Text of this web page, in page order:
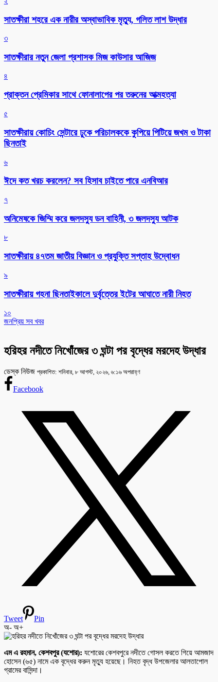
সাতক্ষীরা শহরে এক নারীর অস্বাভাবিক মৃত্যু, গলিত লাশ উদ্ধার
৩
সাতক্ষীরার নতুন জেলা প্রশাসক মিজ কাউসার আজিজ
৪
প্রাক্তন প্রেমিকার সাথে ফোনালাপের পর তরুনের আত্মহত্যা
৫
সাতক্ষীরায় কোচিং সেন্টারে ঢুকে পরিচালককে কুপিয়ে পিটিয়ে জখম ও টাকা
ছিনতাই
৬
ঈদে কত খরচ করলেন? সব হিসাব চাইতে পারে এনবিআর
৭
অনিমেষকে জিম্মি করে জলদস্যু ডন বাহিনী, ৩ জলদস্যু আটক
৮
সাতক্ষীরায় ৪৭তম জাতীয় বিজ্ঞান ও প্রযুক্তি সপ্তাহ উদ্বোধন
৯
সাতক্ষীরায় গহনা ছিনতাইকালে দুর্বৃত্তের ইটের আঘাতে নারী নিহত
১০
জনপ্রিয় সব খবর
হরিহর নদীতে নিখোঁজের ৩ ঘন্টা পর বৃদ্ধের মরদেহ উদ্ধার
ডেস্ক নিউজ প্রকাশিত: শনিবার, ৮ আগস্ট, ২০২৬, ৬:১৬ অপরাহ্ণ
Facebook
Tweet
Pin
অ- অ+
এম এ রহমান, কেশবপুর (যশোর): যশোরের কেশবপুরে নদীতে গোসল করতে গিয়ে আমজাদ
হোসেন (৬৫) নামে এক বৃদ্ধের করুন মৃত্যু হয়েছে। নিহত বৃদ্ধ উপজেলার আলতাপোল
গ্রামের বাসিন্দা।